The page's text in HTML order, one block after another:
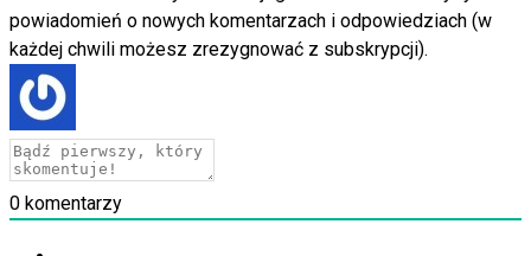
powiadomień o nowych komentarzach i odpowiedziach (w
każdej chwili możesz zrezygnować z subskrypcji).
0 komentarzy